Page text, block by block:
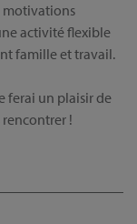
motivations
activité flexible
famille et travail.
ferai un plaisir de
rencontrer !